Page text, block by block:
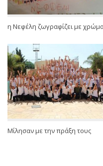
η Νεφέλη ζωγραφίζει με
Μίλησαν με την πράξη τους